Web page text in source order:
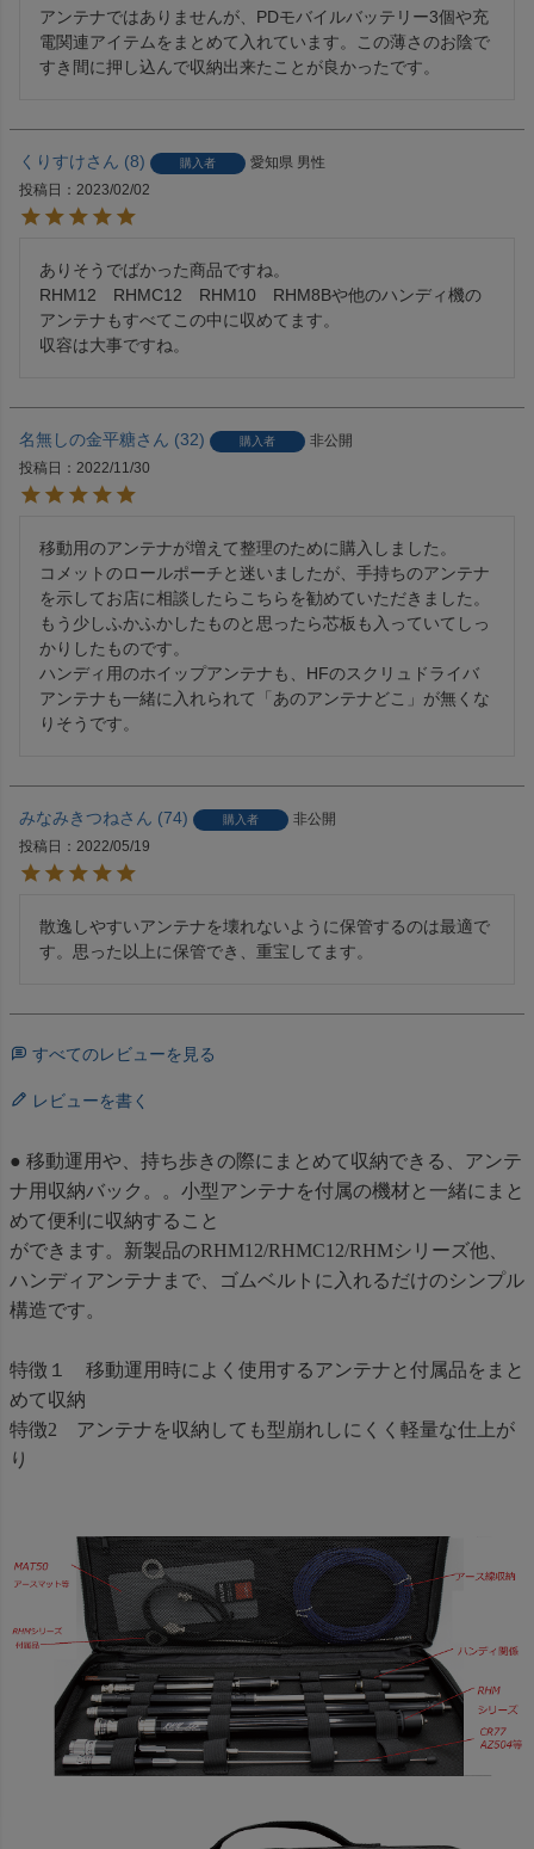
アンテナではありませんが、PDモバイルバッテリー3個や充
電関連アイテムをまとめて入れています。この薄さのお陰で
すき間に押し込んで収納出来たことが良かったです。
くりすけ 8 購入者 愛知県 男性
投稿日
2023/02/02
ありそうでばかった商品ですね。
RHM12　RHMC12　RHM10　RHM8Bや他のハンディ機の
アンテナもすべてこの中に収めてます。
収容は大事ですね。
名無しの金平糖 32 購入者
非公開
投稿日
2022/11/30
移動用のアンテナが増えて整理のために購入しました。
コメットのロールポーチと迷いましたが、手持ちのアンテナ
を示してお店に相談したらこちらを勧めていただきました。
もう少しふかふかしたものと思ったら芯板も入っていてしっ
かりしたものです。
ハンディ用のホイップアンテナも、HFのスクリュドライバ
アンテナも一緒に入れられて「あのアンテナどこ」が無くな
りそうです。
みなみきつね 74 購入者
非公開
投稿日
2022/05/19
散逸しやすいアンテナを壊れないように保管するのは最適で
す。思った以上に保管でき、重宝してます。
すべてのレビューを見る
レビューを書く
● 移動運用や、持ち歩きの際にまとめて収納できる、アンテ
ナ用収納バック。。小型アンテナを付属の機材と一緒にまと
めて便利に収納すること
ができます。新製品のRHM12/RHMC12/RHMシリーズ他、
ハンディアンテナまで、ゴムベルトに入れるだけのシンプル
構造です。
特徴１ 移動運用時によく使用するアンテナと付属品をまと
めて収納
特徴2 アンテナを収納しても型崩れしにくく軽量な仕上が
り